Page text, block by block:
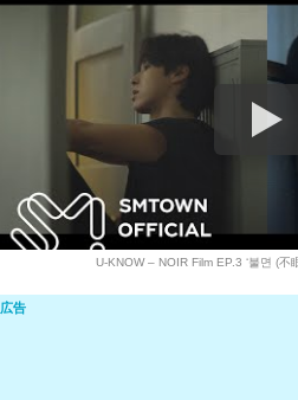
U-KNOW – NOIR Film EP.3 ‘불면 (不